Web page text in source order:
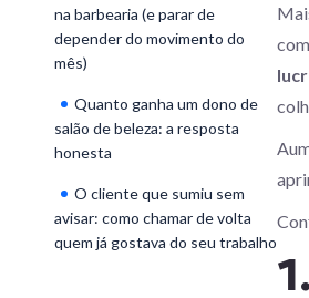
na barbearia (e parar de
depender do movimento do
mês)
Quanto ganha um dono de
salão de beleza: a resposta
honesta
O cliente que sumiu sem
avisar: como chamar de volta
quem já gostava do seu trabalho